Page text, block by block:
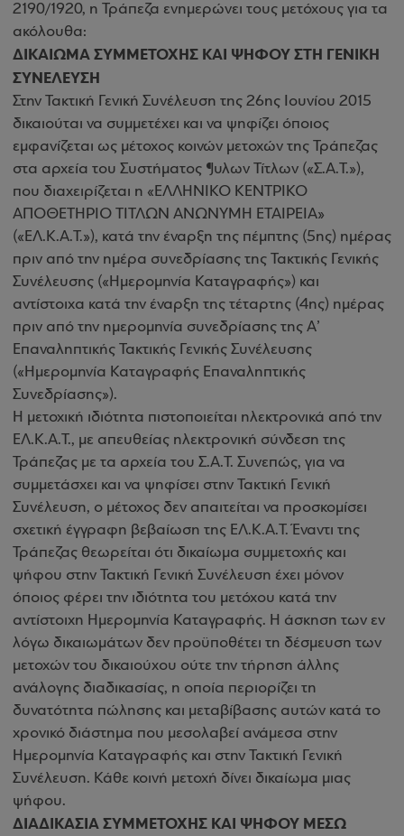
2190/1920, η Τράπεζα ενημερώνει τους μετόχους για τα
ακόλουθα:
ΔΙΚΑΙΩΜΑ ΣΥΜΜΕΤΟΧΗΣ ΚΑΙ ΨΗΦΟΥ ΣΤΗ ΓΕΝΙΚΗ
ΣΥΝΕΛΕΥΣΗ
Στην Τακτική Γενική Συνέλευση της 26ης Ιουνίου 2015
δικαιούται να συμμετέχει και να ψηφίζει όποιος
εμφανίζεται ως μέτοχος κοινών μετοχών της Τράπεζας
στα αρχεία του Συστήματος ¶υλων Τίτλων («Σ.Α.Τ.»),
που διαχειρίζεται η «ΕΛΛΗΝΙΚΟ ΚΕΝΤΡΙΚΟ
ΑΠΟΘΕΤΗΡΙΟ ΤΙΤΛΩΝ ΑΝΩΝΥΜΗ ΕΤΑΙΡΕΙΑ»
(«ΕΛ.Κ.Α.Τ.»), κατά την έναρξη της πέμπτης (5ης) ημέρας
πριν από την ημέρα συνεδρίασης της Τακτικής Γενικής
Συνέλευσης («Ημερομηνία Καταγραφής») και
αντίστοιχα κατά την έναρξη της τέταρτης (4ης) ημέρας
πριν από την ημερομηνία συνεδρίασης της Α’
Επαναληπτικής Τακτικής Γενικής Συνέλευσης
(«Ημερομηνία Καταγραφής Επαναληπτικής
Συνεδρίασης»).
Η μετοχική ιδιότητα πιστοποιείται ηλεκτρονικά από την
ΕΛ.Κ.Α.Τ., με απευθείας ηλεκτρονική σύνδεση της
Τράπεζας με τα αρχεία του Σ.Α.Τ. Συνεπώς, για να
συμμετάσχει και να ψηφίσει στην Τακτική Γενική
Συνέλευση, ο μέτοχος δεν απαιτείται να προσκομίσει
σχετική έγγραφη βεβαίωση της ΕΛ.Κ.Α.Τ. Έναντι της
Τράπεζας θεωρείται ότι δικαίωμα συμμετοχής και
ψήφου στην Τακτική Γενική Συνέλευση έχει μόνον
όποιος φέρει την ιδιότητα του μετόχου κατά την
αντίστοιχη Ημερομηνία Καταγραφής. Η άσκηση των εν
λόγω δικαιωμάτων δεν προϋποθέτει τη δέσμευση των
μετοχών του δικαιούχου ούτε την τήρηση άλλης
ανάλογης διαδικασίας, η οποία περιορίζει τη
δυνατότητα πώλησης και μεταβίβασης αυτών κατά το
χρονικό διάστημα που μεσολαβεί ανάμεσα στην
Ημερομηνία Καταγραφής και στην Τακτική Γενική
Συνέλευση. Κάθε κοινή μετοχή δίνει δικαίωμα μιας
ψήφου.
ΔΙΑΔΙΚΑΣΙΑ ΣΥΜΜΕΤΟΧΗΣ ΚΑΙ ΨΗΦΟΥ ΜΕΣΩ